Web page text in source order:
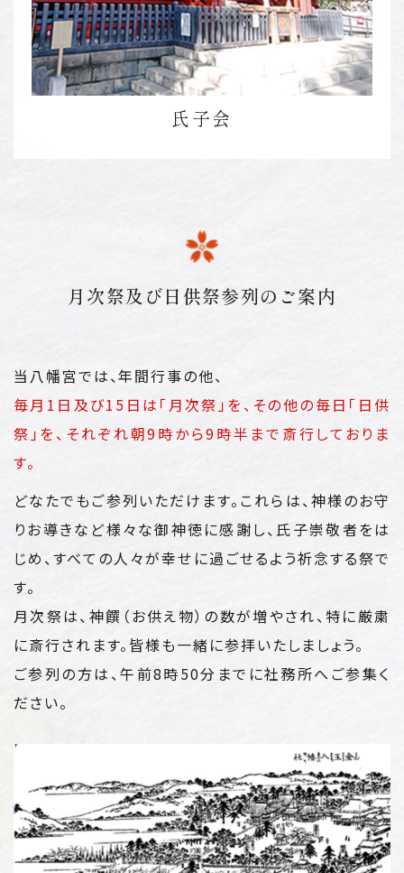
氏子会
月次祭及び日供祭参列のご案内
当八幡宮では、年間行事の他、
毎月1日及び15日は「月次祭」を、その他の毎日「日供
祭」を、 それぞれ朝9時から9時半まで斎行しておりま
す。
どなたでもご参列いただけます。これらは、神様のお守
りお導きなど様々な御神徳に感謝し、氏子崇敬者をは
じめ、すべての人々が幸せに過ごせるよう祈念する祭で
す。
月次祭は、神饌（お供え物）の数が増やされ、特に厳粛
に斎行されます。皆様も一緒に参拝いたしましょう。
ご参列の方は、午前8時50分までに社務所へご参集く
ださい。